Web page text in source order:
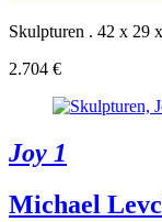
Skulpturen . 42 x 29
2.704 €
Joy 1
Michael